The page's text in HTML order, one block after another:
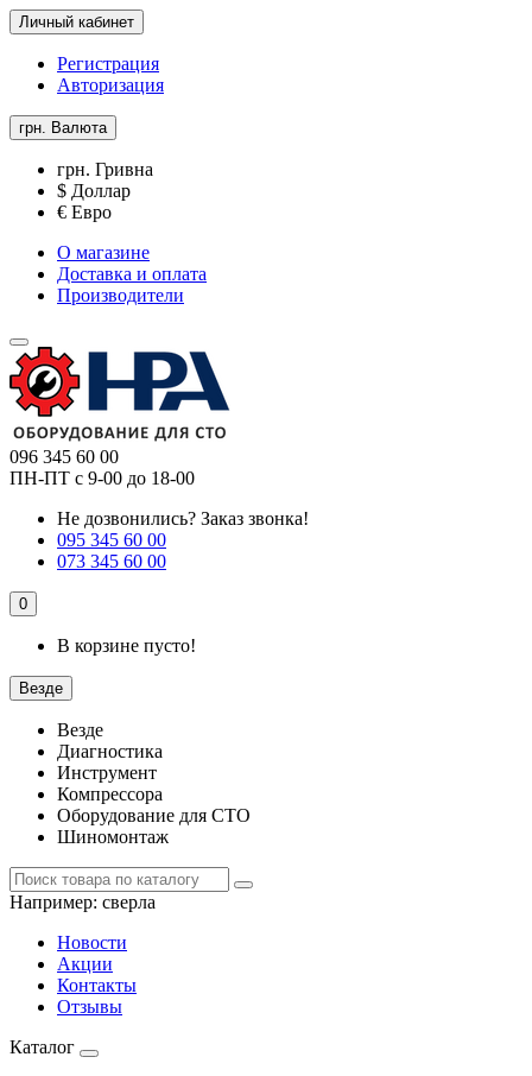
Личный кабинет
Регистрация
Авторизация
грн. Валюта
грн. Гривна
$ Доллар
€ Евро
О магазине
Доставка и оплата
Производители
096 345 60 00
ПН-ПТ с 9-00 до 18-00
Не дозвонились? Заказ звонка!
095 345 60 00
073 345 60 00
0
В корзине пусто!
Везде
Везде
Диагностика
Инструмент
Компрессора
Оборудование для СТО
Шиномонтаж
Например: сверла
Новости
Акции
Контакты
Отзывы
Каталог